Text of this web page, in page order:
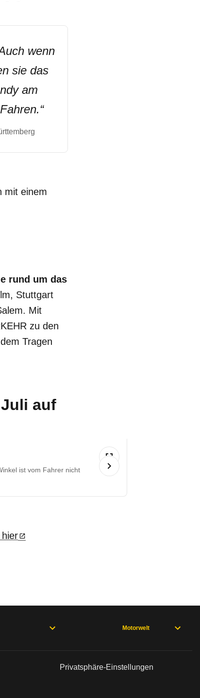
wenn
sie das
am
“
mit einem
rund um das
Stuttgart
Mit
zu den
Tragen
auf
ist vom Fahrer nicht
Motorwelt
Privatsphäre-Einstellungen